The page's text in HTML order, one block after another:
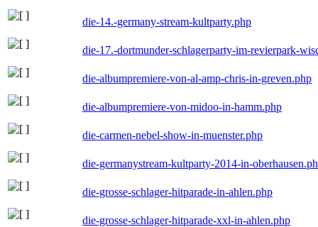
die-14.-germany-stream-kultparty.php
die-17.-dortmunder-schlagerparty-im-revierpark-
die-albumpremiere-von-al-amp-chris-in-greven.php
die-albumpremiere-von-midoo-in-hamm.php
die-carmen-nebel-show-in-muenster.php
die-germanystream-kultparty-2014-in-
die-grosse-schlager-hitparade-in-ahlen.php
die-grosse-schlager-hitparade-xxl-in-ahlen.php